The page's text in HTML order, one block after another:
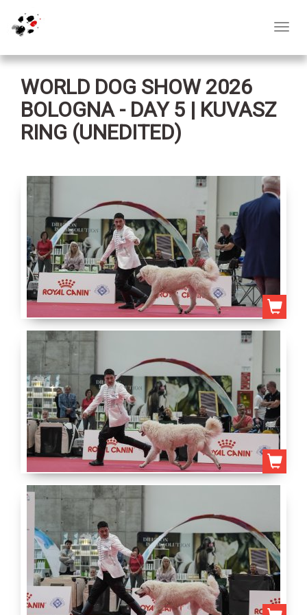
WORLD DOG SHOW 2026
BOLOGNA - DAY 5 | KUVASZ
RING (UNEDITED)